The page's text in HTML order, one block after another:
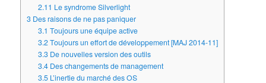
2.11 Le syndrome Silverlight
3 Des raisons de ne pas paniquer
3.1 Toujours une équipe active
3.2Toujours un effort de développement [MAJ 2014-11]
3.3De nouvelles version des outils
3.4Des changements de management
3.5L’inertie du marché des OS